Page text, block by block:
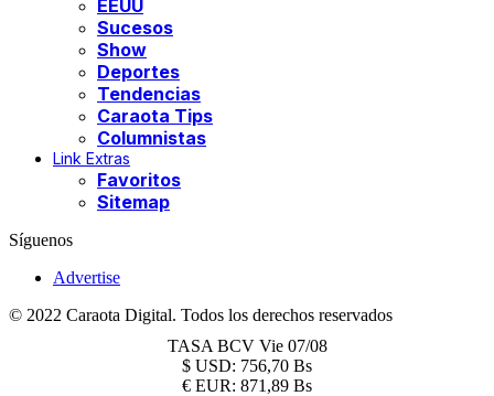
EEUU
Sucesos
Show
Deportes
Tendencias
Caraota Tips
Columnistas
Link Extras
Favoritos
Sitemap
Síguenos
Advertise
© 2022 Caraota Digital. Todos los derechos reservados
TASA BCV Vie 07/08
$ USD: 756,70 Bs
€ EUR: 871,89 Bs